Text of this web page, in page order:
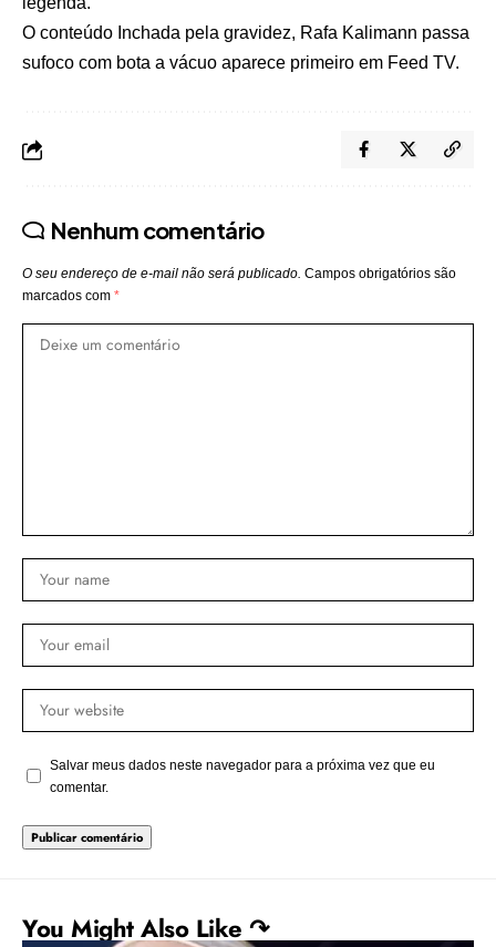
O conteúdo Inchada pela gravidez, Rafa Kalimann passa
sufoco com bota a vácuo aparece primeiro em Feed TV.
Nenhum comentário
O seu endereço de e-mail não será publicado. Campos obrigatórios são
marcados com *
Salvar meus dados neste navegador para a próxima vez que eu
comentar.
You Might Also Like ↷